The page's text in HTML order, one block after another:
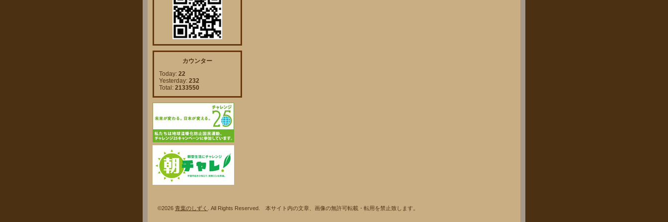
カウンター
Today: 22
Yesterday: 232
Total: 2133550
©2026 青葉のしずく . All Rights Reserved. 本サイト内の文章、画像の無許可転載・転用を禁止致します。